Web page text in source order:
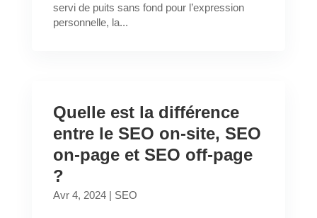
servi de puits sans fond pour l’expression
personnelle, la...
Quelle est la différence
entre le SEO on-site, SEO
on-page et SEO off-page
?
Avr 4, 2024| SEO